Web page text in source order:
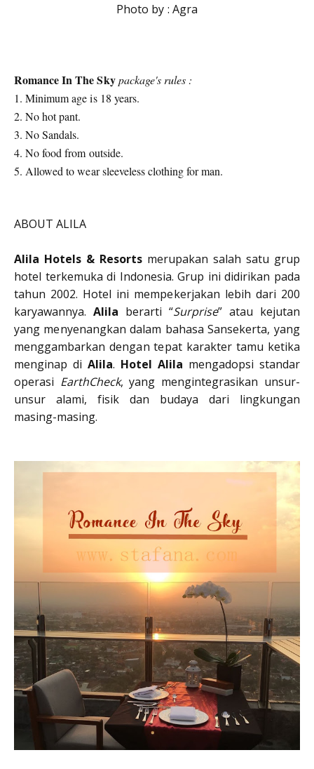
Photo by : Agra
Romance In The Skypackage's rules :
1. Minimum age is 18 years.
2. No hot pant.
3. No Sandals.
4. No food from outside.
5. Allowed to wear sleeveless clothing for man.
ABOUT ALILA
Alila Hotels & Resorts merupakan salah satu grup
hotel terkemuka di Indonesia. Grup ini didirikan pada
tahun 2002. Hotel ini mempekerjakan lebih dari 200
karyawannya.Alila berarti “Surprise” atau kejutan
yang menyenangkan dalam bahasa Sansekerta, yang
menggambarkan dengan tepat karakter tamu ketika
menginap di Alila. Hotel Alila mengadopsi standar
operasi EarthCheck, yang mengintegrasikan unsur-
unsur alami, fisik dan budaya dari lingkungan
masing-masing.